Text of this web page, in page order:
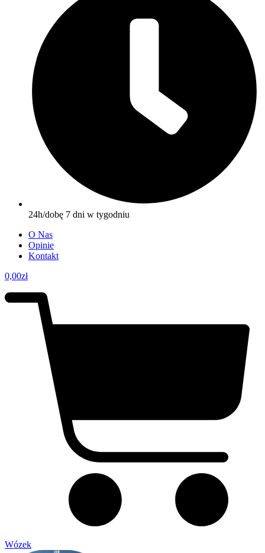
24h/dobę 7 dni w tygodniu
O Nas
Opinie
Kontakt
0,00zł
Wózek